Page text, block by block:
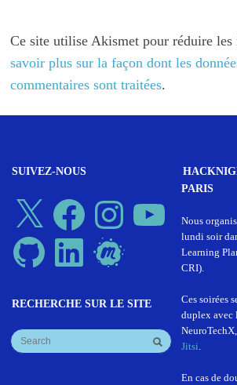
Ce site utilise Akismet pour réduire
savoir plus sur la façon dont les
commentaires sont traitées.
SUIVEZ-NOUS
X Facebook Instagram
GitHub LinkedIn Meetup
RECHERCHE SUR LE SITE
PARIS
Nous
lundi soir
Learning
CRI).
Ces soirées
duplex avec
Jitsi.
En cas de